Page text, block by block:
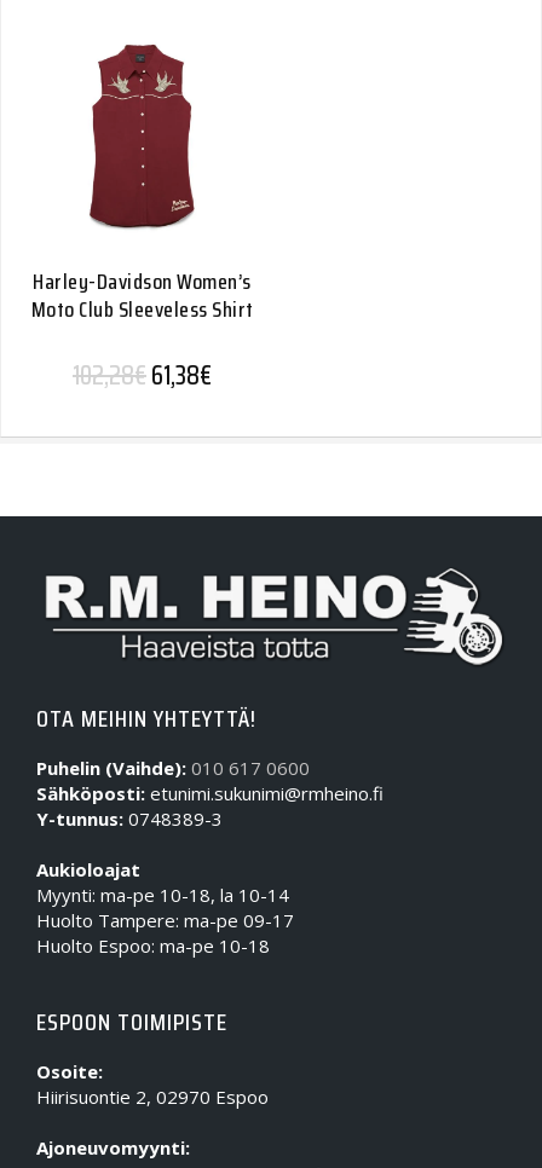
Harley-Davidson Women’s
Moto Club Sleeveless Shirt
102,28€Alkuperäinen hinta oli: 102,28€.
61,38€
OTA MEIHIN YHTEYTTÄ!
Puhelin (Vaihde): 010 617 0600
Sähköposti: etunimi.sukunimi@rmheino.fi
Y-tunnus: 0748389-3
Aukioloajat
Myynti: ma-pe 10-18, la 10-14
Huolto Tampere: ma-pe 09-17
Huolto Espoo: ma-pe 10-18
ESPOON TOIMIPISTE
Osoite:
Hiirisuontie 2, 02970 Espoo
Ajoneuvomyynti: